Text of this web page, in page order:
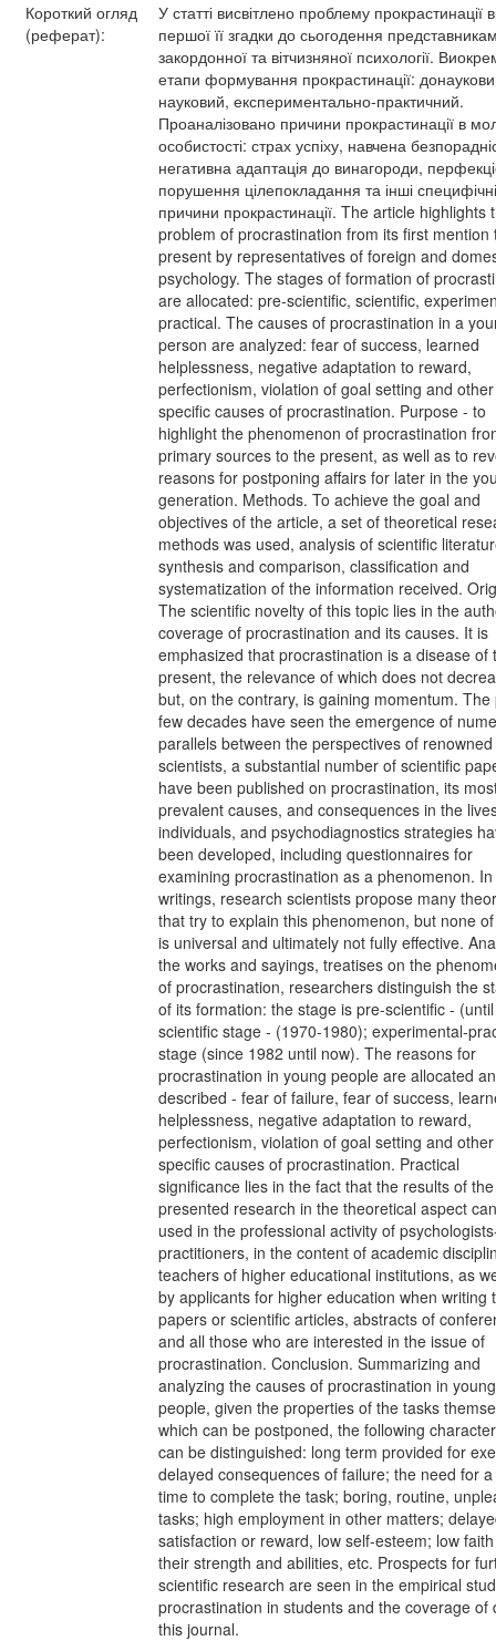
Короткий огляд
(реферат):
У статті висвітлено проблему прокрастинації
першої її згадки до сьогодення
закордонної та вітчизняної психології.
етапи формування прокрастинації:
науковий, експериментально-практичний.
Проаналізовано причини прокрастинації в
особистості: страх успіху, навчена
негативна адаптація до винагороди,
порушення цілепокладання та інші специфічні
причини прокрастинації. The article highlights
problem of procrastination from its first mention
present by representatives of foreign and
psychology. The stages of formation of
are allocated: pre-scientific, scientific,
practical. The causes of procrastination in a
person are analyzed: fear of success, learned
helplessness, negative adaptation to reward,
perfectionism, violation of goal setting and other
specific causes of procrastination. Purpose - to
highlight the phenomenon of procrastination
primary sources to the present, as well as to
reasons for postponing affairs for later in the
generation. Methods. To achieve the goal and
objectives of the article, a set of theoretical
methods was used, analysis of scientific
synthesis and comparison, classification and
systematization of the information received.
The scientific novelty of this topic lies in the
coverage of procrastination and its causes. It is
emphasized that procrastination is a disease of
present, the relevance of which does not
but, on the contrary, is gaining momentum. The
few decades have seen the emergence of
parallels between the perspectives of renowned
scientists, a substantial number of scientific
have been published on procrastination, its
prevalent causes, and consequences in the
individuals, and psychodiagnostics strategies
been developed, including questionnaires for
examining procrastination as a phenomenon.
writings, research scientists propose many
that try to explain this phenomenon, but none
is universal and ultimately not fully effective.
the works and sayings, treatises on the
of procrastination, researchers distinguish the
of its formation: the stage is pre-scientific -
scientific stage - (1970-1980); experimental-
stage (since 1982 until now). The reasons for
procrastination in young people are allocated
described - fear of failure, fear of success,
helplessness, negative adaptation to reward,
perfectionism, violation of goal setting and other
specific causes of procrastination. Practical
significance lies in the fact that the results of the
presented research in the theoretical aspect
used in the professional activity of
practitioners, in the content of academic
teachers of higher educational institutions, as
by applicants for higher education when writing
papers or scientific articles, abstracts of
and all those who are interested in the issue of
procrastination. Conclusion. Summarizing and
analyzing the causes of procrastination in young
people, given the properties of the tasks
which can be postponed, the following
can be distinguished: long term provided for
delayed consequences of failure; the need for
time to complete the task; boring, routine,
tasks; high employment in other matters;
satisfaction or reward, low self-esteem; low
their strength and abilities, etc. Prospects for
scientific research are seen in the empirical
procrastination in students and the coverage of
this journal.